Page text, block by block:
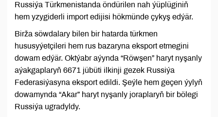
Russiýa Türkmenistanda öndürilen nah ýüplüginiň
hem yzygiderli import edijisi hökmünde çykyş edýär.
Birža söwdalary bilen bir hatarda türkmen
hususyýetçileri hem rus bazaryna eksport etmegini
dowam edýär. Oktýabr aýynda “Röwşen” haryt nyşanly
aýakgaplaryň 6671 jübüti ilkinji gezek Russiýa
Federasiýasyna eksport edildi. Şeýle hem geçen ýylyň
dowamynda “Akar” haryt nyşanly joraplaryň bir bölegi
Russiýa ugradyldy.